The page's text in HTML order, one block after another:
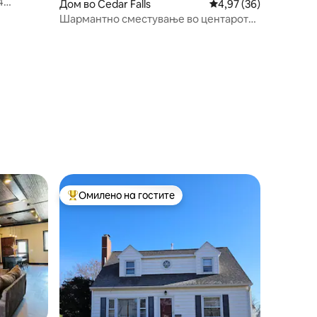
Дом во Cedar Falls Просечна оцена:
4,97 (36)
Шармантно сместување во центарот
гостите“ Меѓу најуспешните „Омилени на гостите“
Омилено на гостите